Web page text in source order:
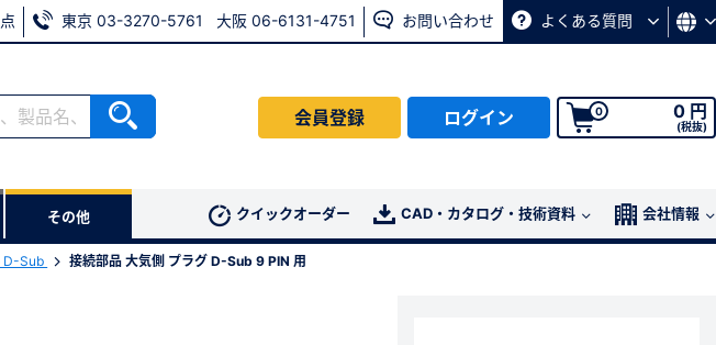
東京 03-3270-5761 大阪 06-6131-4751 お問い合わせ よくある質問
会員登録 ログイン 0 0 円
(税抜)
その他 クイックオーダー CAD・カタログ・技術資料 会社情報
D-Sub 接続部品 大気側 プラグ D-Sub 9 PIN 用
会員の方はこちら